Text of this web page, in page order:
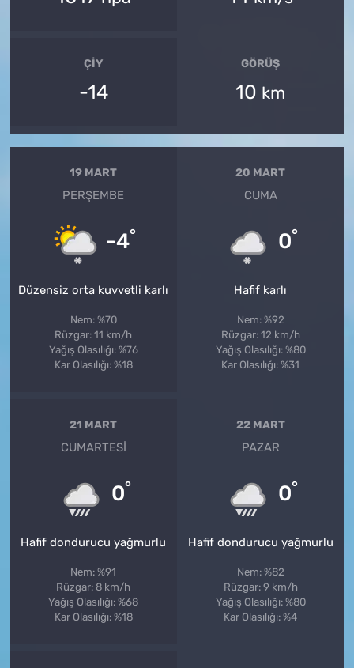
ÇIY
-14
GÖRÜŞ
10 km
19 MART
PERŞEMBE
-4°
Düzensiz orta kuvvetli karlı
Nem: %70
Rüzgar: 11 km/h
Yağış Olasılığı: %76
Kar Olasılığı: %18
20 MART
CUMA
0°
Hafif karlı
Nem: %92
Rüzgar: 12 km/h
Yağış Olasılığı: %80
Kar Olasılığı: %31
21 MART
CUMARTESI
0°
Hafif dondurucu yağmurlu
Nem: %91
Rüzgar: 8 km/h
Yağış Olasılığı: %68
Kar Olasılığı: %18
22 MART
PAZAR
0°
Hafif dondurucu yağmurlu
Nem: %82
Rüzgar: 9 km/h
Yağış Olasılığı: %80
Kar Olasılığı: %4